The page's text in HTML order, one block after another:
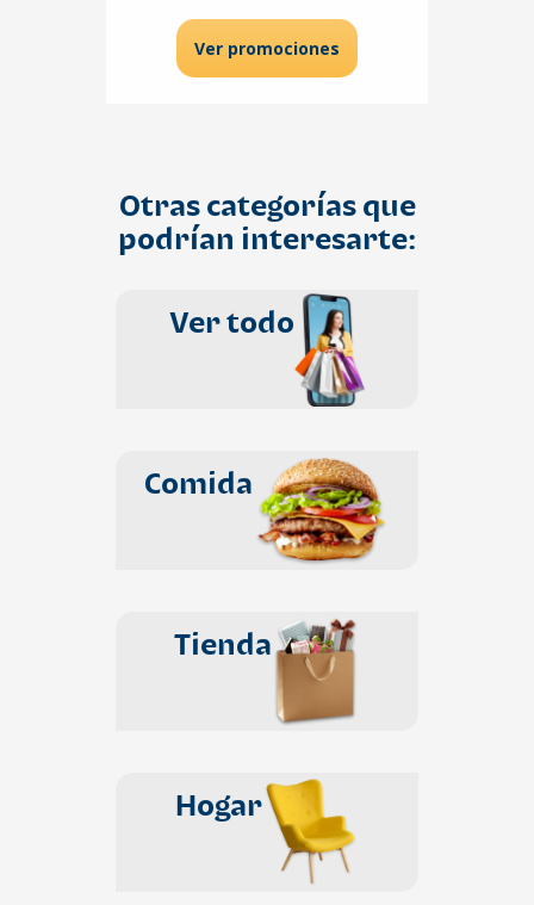
Ver promociones
Otras categorías que
podrían interesarte:
Ver todo
Comida
Tienda
Hogar